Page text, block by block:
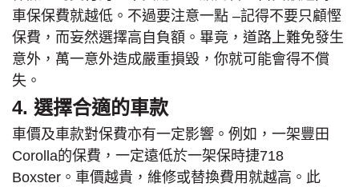
車保保費就越低。不過要注意一點 –記得不要只顧慳
保費，而妄然選擇高自負額。畢竟，道路上難免發生
意外，萬一意外造成嚴重損毀，你就可能會得不償
失。
4. 選擇合適的車款
車價及車款對保費亦有一定影響。例如，一架豐田
Corolla的保費，一定遠低於一架保時捷718
Boxster。車價越貴，維修或替換費用就越高。此